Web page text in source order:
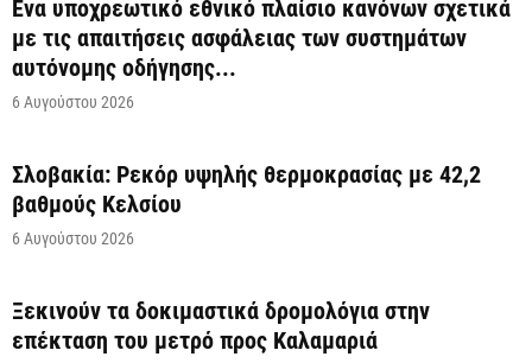
Ένα υποχρεωτικό εθνικό πλαίσιο κανόνων σχετικά
με τις απαιτήσεις ασφάλειας των συστημάτων
αυτόνομης οδήγησης...
6 Αυγούστου 2026
Σλοβακία: Ρεκόρ υψηλής θερμοκρασίας με 42,2
βαθμούς Κελσίου
6 Αυγούστου 2026
Ξεκινούν τα δοκιμαστικά δρομολόγια στην
επέκταση του μετρό προς Καλαμαριά